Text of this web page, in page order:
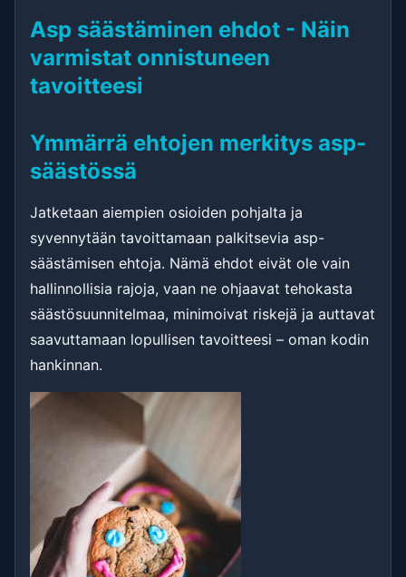
Asp säästäminen ehdot - Näin
varmistat onnistuneen
tavoitteesi
Ymmärrä ehtojen merkitys asp-
säästössä
Jatketaan aiempien osioiden pohjalta ja
syvennytään tavoittamaan palkitsevia asp-
säästämisen ehtoja. Nämä ehdot eivät ole vain
hallinnollisia rajoja, vaan ne ohjaavat tehokasta
säästösuunnitelmaa, minimoivat riskejä ja auttavat
saavuttamaan lopullisen tavoitteesi – oman kodin
hankinnan.